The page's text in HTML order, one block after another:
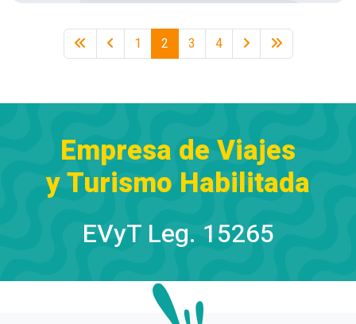
1 2 3 4
Empresa de Viajes
y Turismo Habilitada
EVyT Leg. 15265